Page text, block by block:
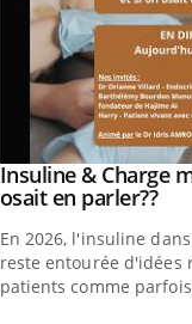
Youtube
Insuline & Charge
osait en parler??
En 2026, l'insuline
reste entourée d'idées
patients comme